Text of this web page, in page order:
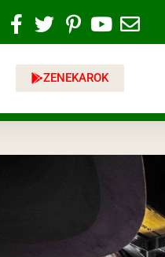
ZENEKAROK